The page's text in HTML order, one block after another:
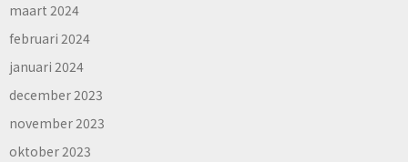
maart 2024
februari 2024
januari 2024
december 2023
november 2023
oktober 2023